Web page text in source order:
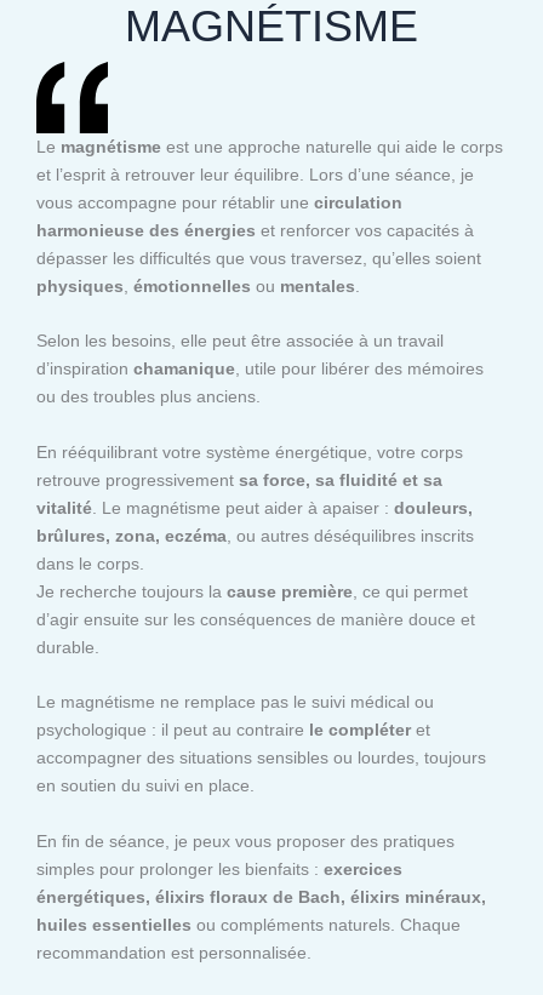
MAGNÉTISME
Le magnétisme est une approche naturelle qui aide le corps
et l’esprit à retrouver leur équilibre. Lors d’une séance, je
vous accompagne pour rétablir une circulation
harmonieuse des énergies et renforcer vos capacités à
dépasser les difficultés que vous traversez, qu’elles soient
physiques émotionnelles ou mentales
Selon les besoins, elle peut être associée à un travail
d’inspiration chamanique, utile pour libérer des mémoires
ou des troubles plus anciens.
En rééquilibrant votre système énergétique, votre corps
retrouve progressivement sa force, sa fluidité et sa
vitalité . Le magnétisme peut aider à apaiser : douleurs,
brûlures, zona, eczéma , ou autres déséquilibres inscrits
dans le corps.
Je recherche toujours la cause première , ce qui permet
d’agir ensuite sur les conséquences de manière douce et
durable.
Le magnétisme ne remplace pas le suivi médical ou
psychologique : il peut au contraire le compléteret
accompagner des situations sensibles ou lourdes, toujours
en soutien du suivi en place.
En fin de séance, je peux vous proposer des pratiques
simples pour prolonger les bienfaits : exercices
énergétiques, élixirs floraux de Bach, élixirs minéraux,
huiles essentielles ou compléments naturels. Chaque
recommandation est personnalisée.